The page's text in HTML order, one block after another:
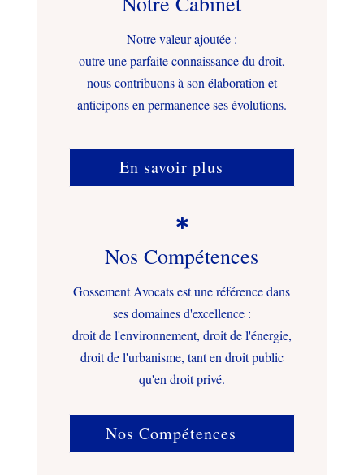
Notre valeur ajoutée :
outre une parfaite connaissance du droit,
nous contribuons à son élaboration et
anticipons en permanence ses évolutions.
En savoir plus

Nos Compétences
Gossement Avocats est une référence dans
ses domaines d'excellence :
droit de l'environnement, droit de l'énergie,
droit de l'urbanisme, tant en droit public
qu'en droit privé.
Nos Compétences